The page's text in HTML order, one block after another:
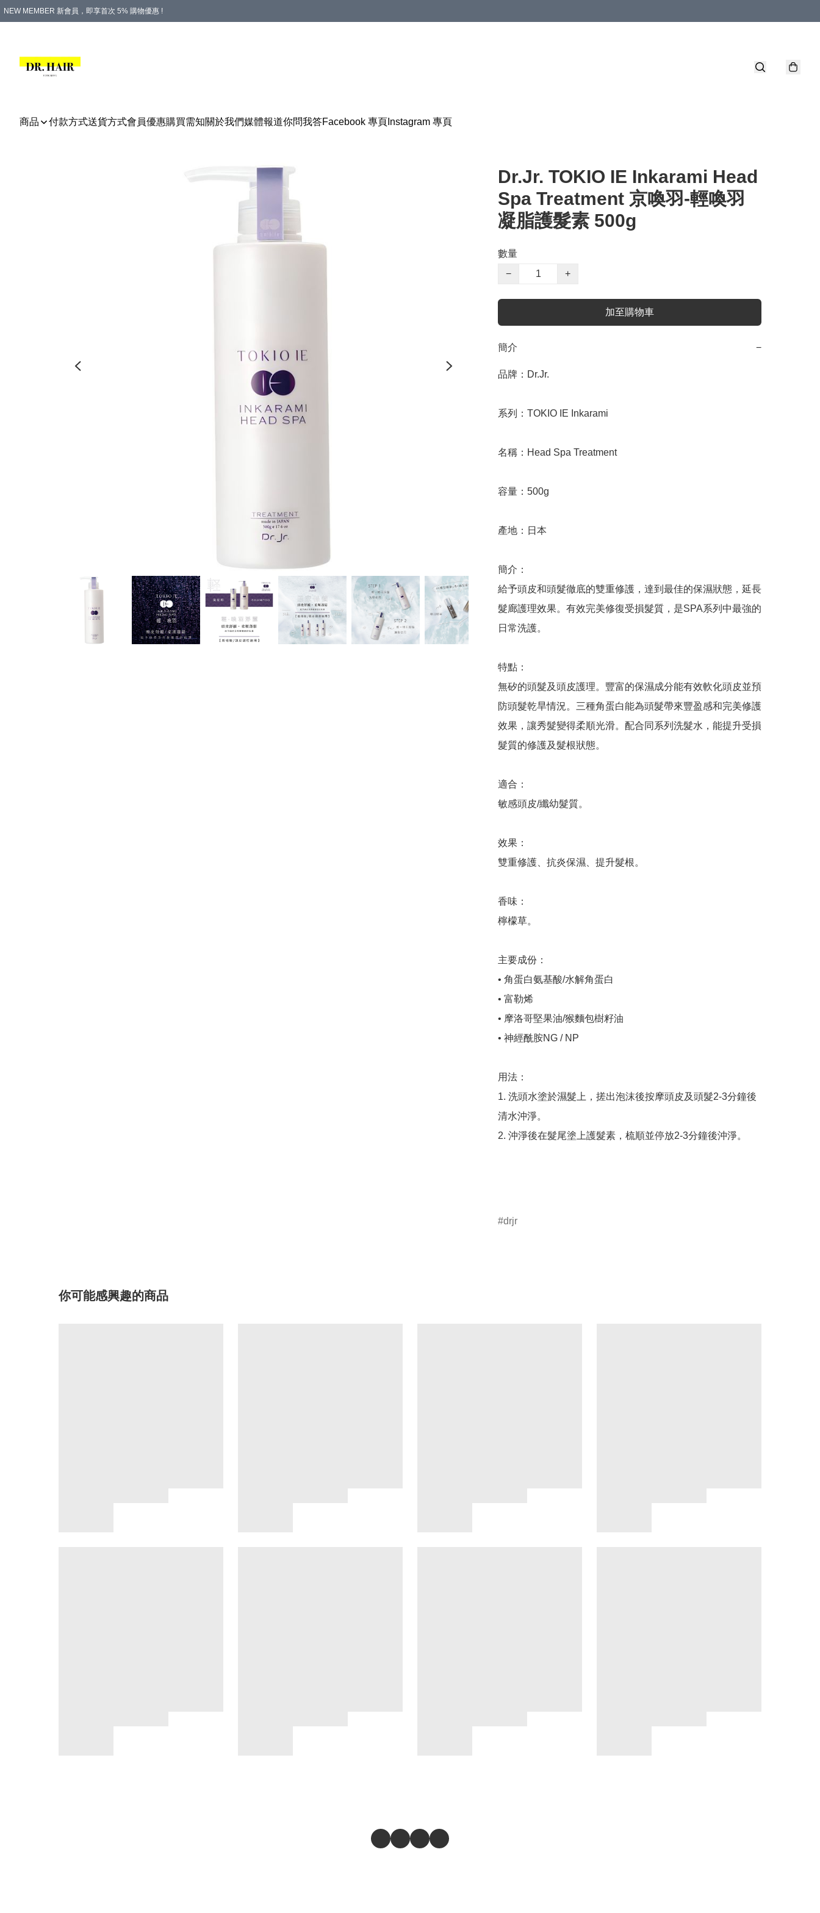
NEW MEMBER 新會員，即享首次 5% 購物優惠 !
商品 付款方式送貨方式會員優惠購買需知關於我們媒體報道你問我答Facebook 專頁 Instagram 專頁
Dr.Jr. TOKIO IE Inkarami Head
Spa Treatment 京喚羽-輕喚羽
凝脂護髮素 500g
數量
−
+
加至購物車
簡介 −
品牌：Dr.Jr.
系列：TOKIO IE Inkarami
名稱：Head Spa Treatment
容量：500g
產地：日本
簡介：
給予頭皮和頭髮徹底的雙重修護，達到最佳的保濕狀態，延長
髮廊護理效果。有效完美修復受損髮質，是SPA系列中最強的
日常洗護。
特點：
無矽的頭髮及頭皮護理。豐富的保濕成分能有效軟化頭皮並預
防頭髮乾旱情況。三種角蛋白能為頭髮帶來豐盈感和完美修護
效果，讓秀髮變得柔順光滑。配合同系列洗髮水，能提升受損
髮質的修護及髮根狀態。
適合：
敏感頭皮/纖幼髮質。
效果：
雙重修護、抗炎保濕、提升髮根。
香味：
檸檬草。
主要成份：
• 角蛋白氨基酸/水解角蛋白
• 富勒烯
• 摩洛哥堅果油/猴麵包樹籽油
• 神經酰胺NG / NP
用法：
1. 洗頭水塗於濕髮上，搓出泡沫後按摩頭皮及頭髮2-3分鐘後
清水沖淨。
2. 沖淨後在髮尾塗上護髮素，梳順並停放2-3分鐘後沖淨。
drjr
你可能感興趣的商品